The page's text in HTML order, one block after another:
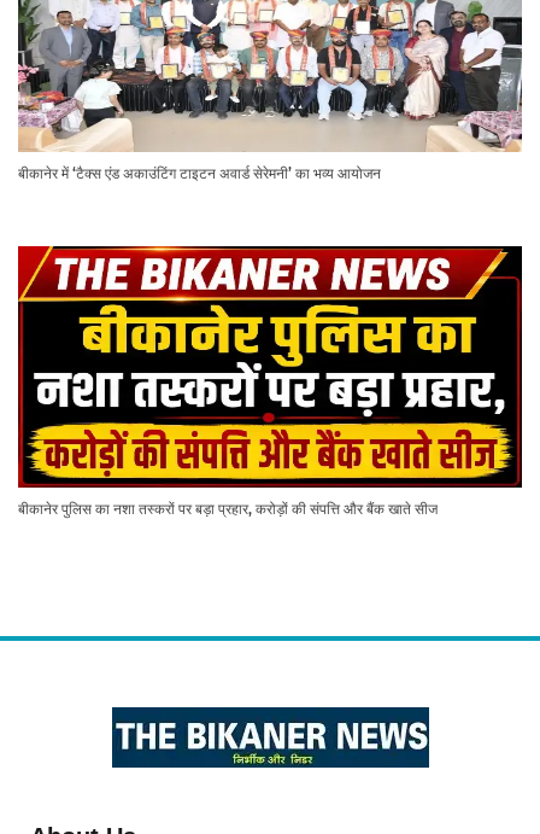
बीकानेर में ‘टैक्स एंड अकाउंटिंग टाइटन अवार्ड सेरेमनी’ का भव्य आयोजन
बीकानेर पुलिस का नशा तस्करों पर बड़ा प्रहार, करोड़ों की संपत्ति और बैंक खाते सीज